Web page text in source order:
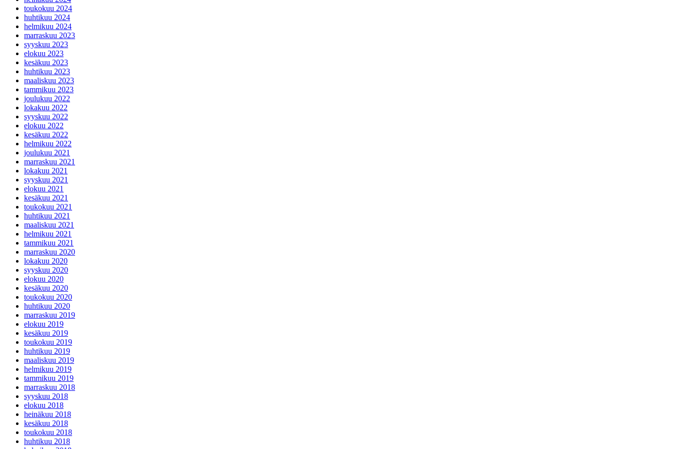
toukokuu 2024
huhtikuu 2024
helmikuu 2024
marraskuu 2023
syyskuu 2023
elokuu 2023
kesäkuu 2023
huhtikuu 2023
maaliskuu 2023
tammikuu 2023
joulukuu 2022
lokakuu 2022
syyskuu 2022
elokuu 2022
kesäkuu 2022
helmikuu 2022
joulukuu 2021
marraskuu 2021
lokakuu 2021
syyskuu 2021
elokuu 2021
kesäkuu 2021
toukokuu 2021
huhtikuu 2021
maaliskuu 2021
helmikuu 2021
tammikuu 2021
marraskuu 2020
lokakuu 2020
syyskuu 2020
elokuu 2020
kesäkuu 2020
toukokuu 2020
huhtikuu 2020
marraskuu 2019
elokuu 2019
kesäkuu 2019
toukokuu 2019
huhtikuu 2019
maaliskuu 2019
helmikuu 2019
tammikuu 2019
marraskuu 2018
syyskuu 2018
elokuu 2018
heinäkuu 2018
kesäkuu 2018
toukokuu 2018
huhtikuu 2018